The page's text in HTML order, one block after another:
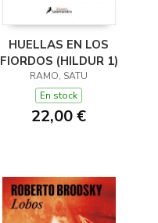
HUELLAS EN LOS
FIORDOS (HILDUR 1)
RAMO, SATU
En stock
22,00 €